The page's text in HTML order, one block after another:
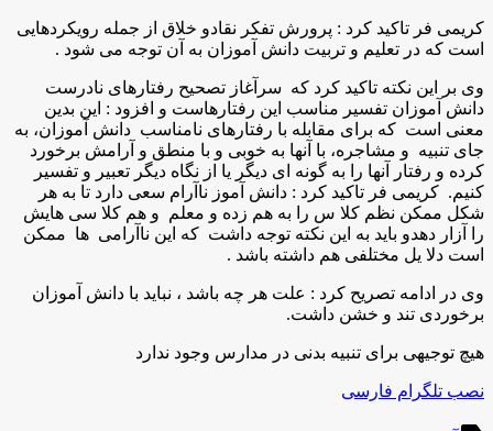
کریمی فر تاکید کرد : پرورش تفکر نقادو خلاق از جمله رویکردهایی
است که در تعلیم و تربیت دانش آموزان به آن توجه می شود .
وی بر این نکته تاکید کرد که سرآغاز تصحیح رفتارهای نادرست
دانش آموزان تفسیر مناسب این رفتارهاست و افزود : این بدین
معنی است که برای مقابله با رفتارهای نامناسب دانش آموزان، به
جای تنبیه و مشاجره، با آنها به خوبی و با منطق و آرامش برخورد
کرده و رفتار آنها را به گونه ای دیگر یا از نگاه دیگر تعبیر و تفسیر
کنیم. کریمی فر تاکید کرد : دانش آموز ناآرام سعی دارد تا به هر
شکل ممکن نظم کلا س را به هم زده و معلم و هم کلا سی هایش
را آزار دهدو باید به این نکته توجه داشت که این ناآرامی ها ممکن
است دلا یل مختلفی هم داشته باشد .
وی در ادامه تصریح کرد : علت هر چه باشد ، نباید با دانش آموزان
برخوردی تند و خشن داشت.
هیچ توجیهی برای تنبیه بدنی در مدارس وجود ندارد
نصب تلگرام فارسی